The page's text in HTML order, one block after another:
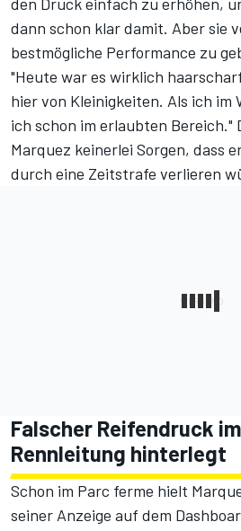
dann schon klar damit. Aber sie
bestmögliche Performance zu
"Heute war es wirklich
hier von Kleinigkeiten. Als ich im
ich schon im erlaubten Bereich."
Marquez keinerlei Sorgen, dass
durch eine Zeitstrafe verlieren
Falscher Reifendruck
Rennleitung hinterlegt
Schon im Parc ferme hielt
seiner Anzeige auf dem